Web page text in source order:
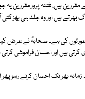
ہیں، فتنہ پرور مقررین یہ
ہیں اور وہ جلد ہی
عورتوں کی ہے۔ صحابہؓ نے عرض
ہیں اور احسان فراموشی کرتی
بھر تک احسان کرتے رہو